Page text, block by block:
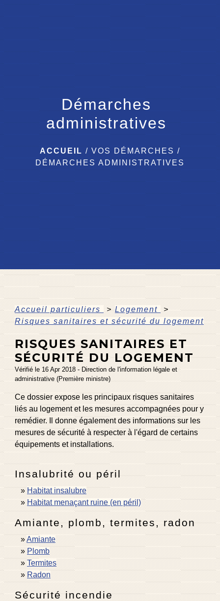
Démarches
administratives
ACCUEIL / VOS DÉMARCHES /
DÉMARCHES ADMINISTRATIVES
Accueil particuliers > Logement >
Risques sanitaires et sécurité du logement
RISQUES SANITAIRES ET
SÉCURITÉ DU LOGEMENT
Vérifié le 16 Apr 2018 - Direction de l'information légale et
administrative (Première ministre)
Ce dossier expose les principaux risques sanitaires
liés au logement et les mesures accompagnées pour y
remédier. Il donne également des informations sur les
mesures de sécurité à respecter à l'égard de certains
équipements et installations.
Insalubrité ou péril
Habitat insalubre
Habitat menaçant ruine (en péril)
Amiante, plomb, termites, radon
Amiante
Plomb
Termites
Radon
Sécurité incendie